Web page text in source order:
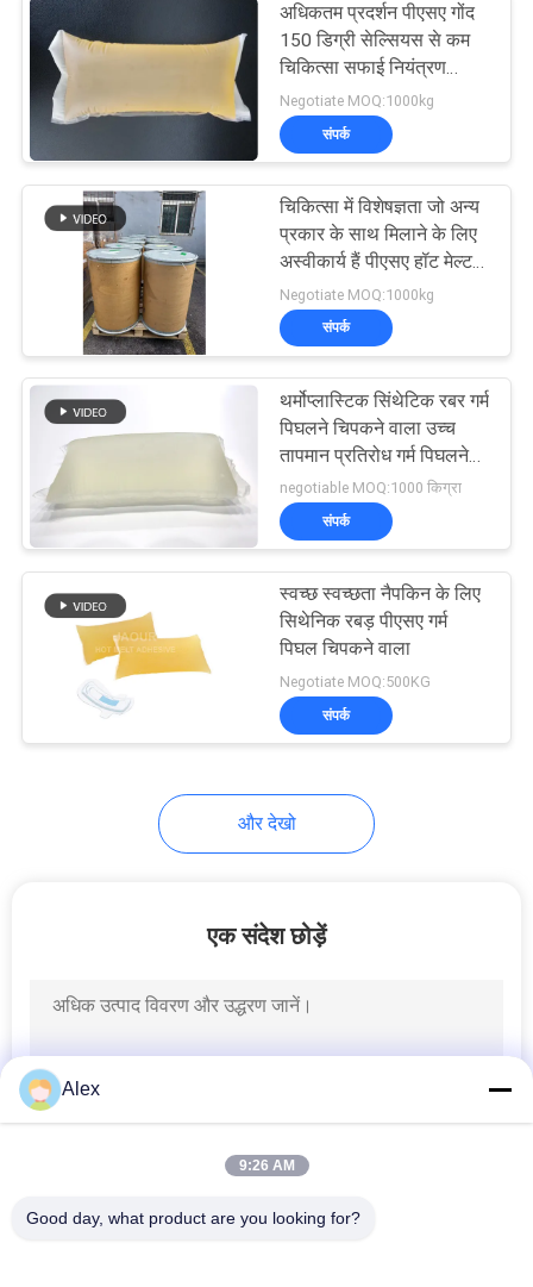
गरम तरल गोंद
35
गर्म पिघल रबड़ चिपकने
वाला
गर्म पिघल पीएसए
गर्म गोंद
पॉलीओलेफ़िन गर्म पिघल
चिपकने वाला
18
अधिकतम प्रदर्शन पीएसए गोंद
150 डिग्री सेल्सियस से कम
चिकित्सा सफाई नियंत्रण
तापमान के लिए
Negotiate MOQ:1000kg
संपर्क
चिकित्सा में विशेषज्ञता जो अन्य
प्रकार के साथ मिलाने के लिए
अस्वीकार्य हैं पीएसए हॉट मेल्ट
चिपकने वाला
Negotiate MOQ:1000kg
संपर्क
थर्मोप्लास्टिक सिंथेटिक रबर गर्म
पिघलने चिपकने वाला उच्च
तापमान प्रतिरोध गर्म पिघलने
चिपकने वाला
negotiable MOQ:1000 किग्रा
संपर्क
स्वच्छ स्वच्छता नैपकिन के लिए
सिथेनिक रबड़ पीएसए गर्म
पिघल चिपकने वाला
Negotiate MOQ:500KG
संपर्क
और देखो
एक संदेश छोड़ें
Alex
9:26 AM
Good day, what product are you looking for?